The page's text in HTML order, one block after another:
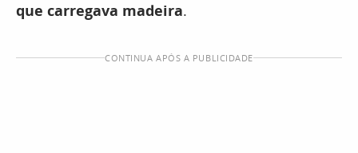
que carregava madeira.
CONTINUA APÓS A PUBLICIDADE